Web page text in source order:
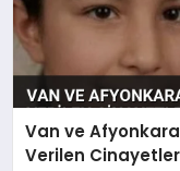
Van ve
Verilen Cinayetler